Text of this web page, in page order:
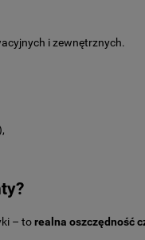
i zewnętrznych.
– torealna oszczędność